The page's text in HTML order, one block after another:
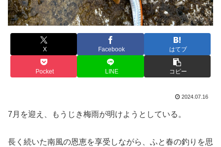
X Facebook はてブ
Pocket LINE コピー
2024.07.16
7月を迎え、もうじき梅雨が明けようとしている。
長く続いた南風の恩恵を享受しながら、ふと春の釣りを思